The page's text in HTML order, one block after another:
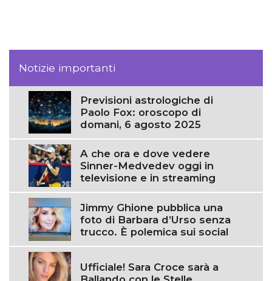
Notizie importanti
Previsioni astrologiche di
Paolo Fox: oroscopo di
domani, 6 agosto 2025
A che ora e dove vedere
Sinner-Medvedev oggi in
televisione e in streaming
Jimmy Ghione pubblica una
foto di Barbara d’Urso senza
trucco. È polemica sui social
Ufficiale! Sara Croce sarà a